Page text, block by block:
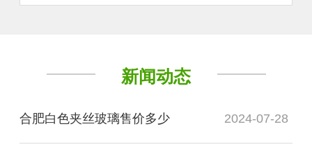
新闻动态
合肥白色夹丝玻璃售价多少 2024-07-28